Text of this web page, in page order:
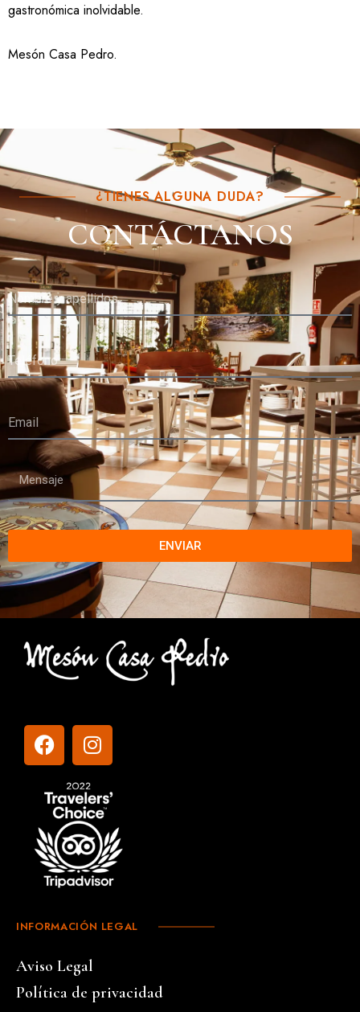
gastronómica inolvidable.
Mesón Casa Pedro.
¿TIENES ALGUNA DUDA?
CONTÁCTANOS
ENVIAR
INFORMACIÓN LEGAL
Aviso Legal
Política de privacidad